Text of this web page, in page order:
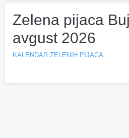
Zelena pijaca
avgust 2026
KALENDAR ZELENIH PIJACA